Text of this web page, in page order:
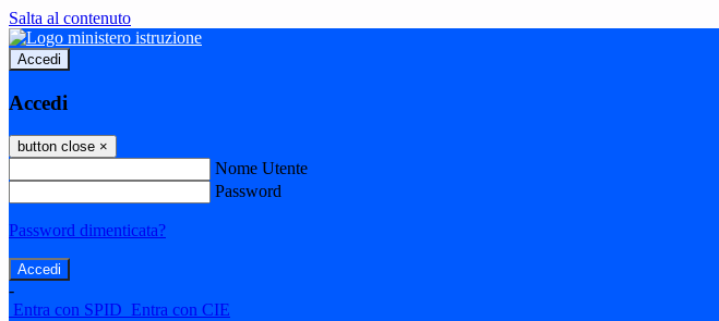
Salta al contenuto
Accedi
Accedi
button close ×
Nome Utente
Password
Password dimenticata?
-
Entra con SPID Entra con CIE